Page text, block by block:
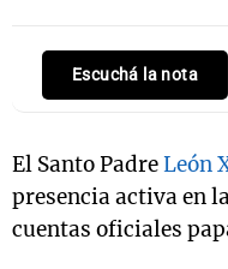
Escuchá la nota
El Santo PadreLeón
presencia activa en
cuentas oficialesNotas